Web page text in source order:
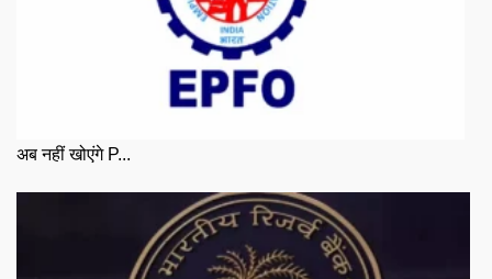
अब नहीं खोएंगे P...